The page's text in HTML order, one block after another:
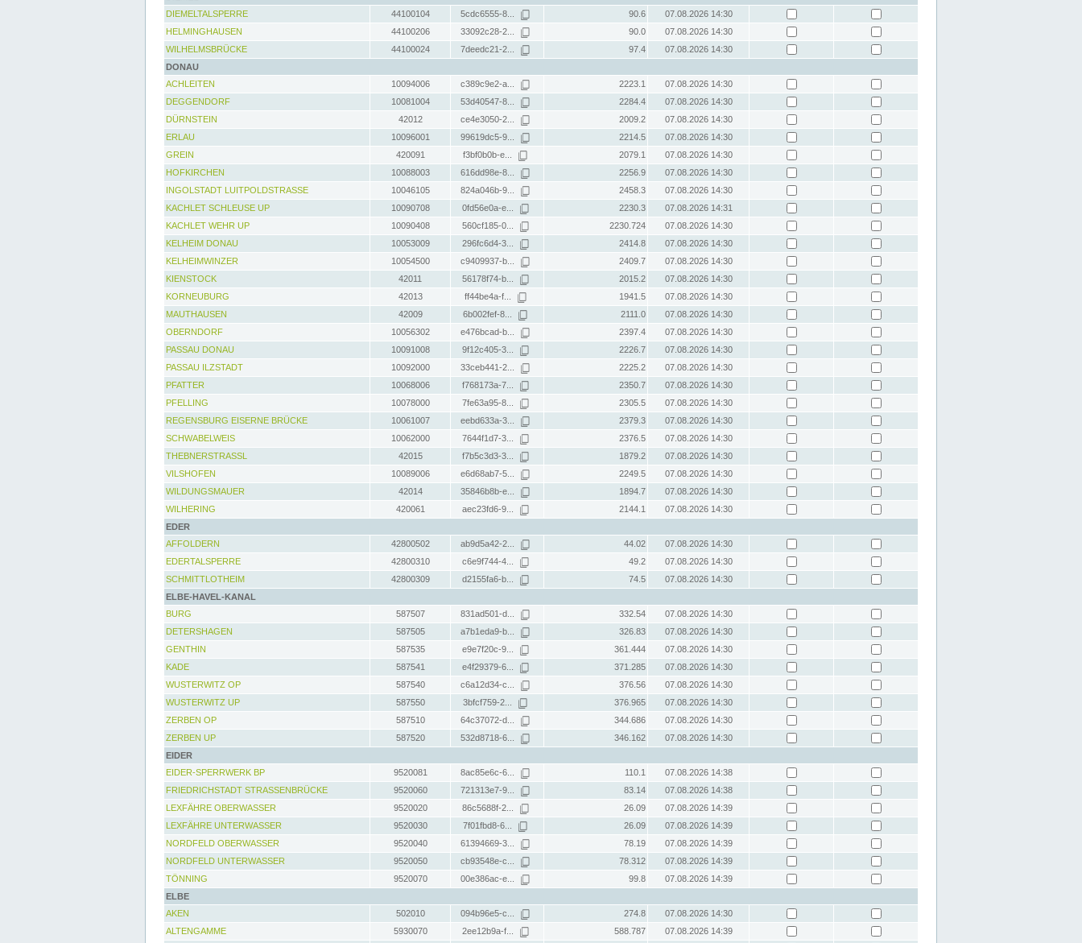
DIEMELTALSPERRE
44100104 5cdc6555-8... 90.6
07.08.2026 14:30
HELMINGHAUSEN
44100206 33092c28-2... 90.0
07.08.2026 14:30
WILHELMSBRÜCKE
44100024 7deedc21-2... 97.4
07.08.2026 14:30
DONAU
ACHLEITEN
10094006 c389c9e2-a... 2223.1
07.08.2026 14:30
DEGGENDORF
10081004 53d40547-8... 2284.4
07.08.2026 14:30
DÜRNSTEIN
42012 ce4e3050-2... 2009.2
07.08.2026 14:30
ERLAU
10096001 99619dc5-9... 2214.5
07.08.2026 14:30
GREIN
420091 f3bf0b0b-e... 2079.1
07.08.2026 14:30
HOFKIRCHEN
10088003 616dd98e-8... 2256.9
07.08.2026 14:30
INGOLSTADT LUITPOLDSTRASSE
10046105 824a046b-9... 2458.3
07.08.2026 14:30
KACHLET SCHLEUSE UP
10090708 0fd56e0a-e... 2230.3
07.08.2026 14:31
KACHLET WEHR UP
10090408 560cf185-0... 2230.724
07.08.2026 14:30
KELHEIM DONAU
10053009 296fc6d4-3... 2414.8
07.08.2026 14:30
KELHEIMWINZER
10054500 c9409937-b... 2409.7
07.08.2026 14:30
KIENSTOCK
42011 56178f74-b... 2015.2
07.08.2026 14:30
KORNEUBURG
42013 ff44be4a-f... 1941.5
07.08.2026 14:30
MAUTHAUSEN
42009 6b002fef-8... 2111.0
07.08.2026 14:30
OBERNDORF
10056302 e476bcad-b... 2397.4
07.08.2026 14:30
PASSAU DONAU
10091008 9f12c405-3... 2226.7
07.08.2026 14:30
PASSAU ILZSTADT
10092000 33ceb441-2... 2225.2
07.08.2026 14:30
PFATTER
10068006 f768173a-7... 2350.7
07.08.2026 14:30
PFELLING
10078000 7fe63a95-8... 2305.5
07.08.2026 14:30
REGENSBURG EISERNE BRÜCKE
10061007 eebd633a-3... 2379.3
07.08.2026 14:30
SCHWABELWEIS
10062000 7644f1d7-3... 2376.5
07.08.2026 14:30
THEBNERSTRASSL
42015 f7b5c3d3-3... 1879.2
07.08.2026 14:30
VILSHOFEN
10089006 e6d68ab7-5... 2249.5
07.08.2026 14:30
WILDUNGSMAUER
42014 35846b8b-e... 1894.7
07.08.2026 14:30
WILHERING
420061 aec23fd6-9... 2144.1
07.08.2026 14:30
EDER
AFFOLDERN
42800502 ab9d5a42-2... 44.02
07.08.2026 14:30
EDERTALSPERRE
42800310 c6e9f744-4... 49.2
07.08.2026 14:30
SCHMITTLOTHEIM
42800309 d2155fa6-b... 74.5
07.08.2026 14:30
ELBE-HAVEL-KANAL
BURG
587507 831ad501-d... 332.54
07.08.2026 14:30
DETERSHAGEN
587505 a7b1eda9-b... 326.83
07.08.2026 14:30
GENTHIN
587535 e9e7f20c-9... 361.444
07.08.2026 14:30
KADE
587541 e4f29379-6... 371.285
07.08.2026 14:30
WUSTERWITZ OP
587540 c6a12d34-c... 376.56
07.08.2026 14:30
WUSTERWITZ UP
587550 3bfcf759-2... 376.965
07.08.2026 14:30
ZERBEN OP
587510 64c37072-d... 344.686
07.08.2026 14:30
ZERBEN UP
587520 532d8718-6... 346.162
07.08.2026 14:30
EIDER
EIDER-SPERRWERK BP
9520081 8ac85e6c-6... 110.1
07.08.2026 14:38
FRIEDRICHSTADT STRASSENBRÜCKE
9520060 721313e7-9... 83.14
07.08.2026 14:38
LEXFÄHRE OBERWASSER
9520020 86c5688f-2... 26.09
07.08.2026 14:39
LEXFÄHRE UNTERWASSER
9520030 7f01fbd8-6... 26.09
07.08.2026 14:39
NORDFELD OBERWASSER
9520040 61394669-3... 78.19
07.08.2026 14:39
NORDFELD UNTERWASSER
9520050 cb93548e-c... 78.312
07.08.2026 14:39
TÖNNING
9520070 00e386ac-e... 99.8
07.08.2026 14:39
ELBE
AKEN
502010 094b96e5-c... 274.8
07.08.2026 14:30
ALTENGAMME
5930070 2ee12b9a-f... 588.787
07.08.2026 14:39